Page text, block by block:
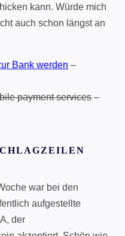
kann. Würde mich
auch schon längst an
Bank werden –
payment services –
war bei den
aufgestellte
der